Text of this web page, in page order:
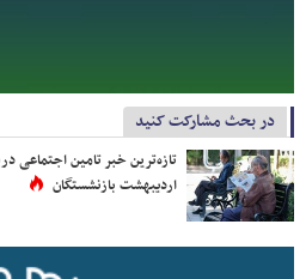
در بحث مشارکت کنید
تازه‌ترین خبر تامین اجتماعی
اردیبهشت بازنشستگان